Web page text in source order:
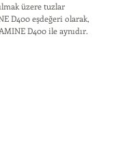
üzere tuzlar
D400 eşdeğeri olarak,
D400 ile aynıdır.